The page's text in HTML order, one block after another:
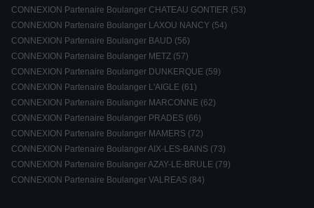
CONNEXION Partenaire Boulanger CHATEAU GONTIER (53)
CONNEXION Partenaire Boulanger LAXOU NANCY (54)
CONNEXION Partenaire Boulanger BAUD (56)
CONNEXION Partenaire Boulanger METZ (57)
CONNEXION Partenaire Boulanger DUNKERQUE (59)
CONNEXION Partenaire Boulanger L'AIGLE (61)
CONNEXION Partenaire Boulanger MARCONNE (62)
CONNEXION Partenaire Boulanger PRADES (66)
CONNEXION Partenaire Boulanger MAMERS (72)
CONNEXION Partenaire Boulanger AIX-LES-BAINS (73)
CONNEXION Partenaire Boulanger AZAY-LE-BRULE (79)
CONNEXION Partenaire Boulanger VALREAS (84)